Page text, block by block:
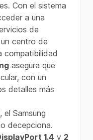
Con el sistema
a una
de
centro de
compatibilidad
asegura que
con un
detalles más
Samsung
decepciona.
1.4 y 2